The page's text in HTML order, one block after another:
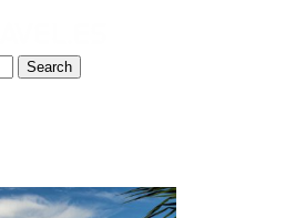
Search